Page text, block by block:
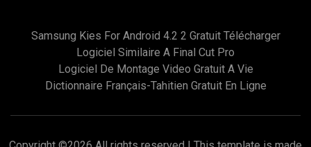
Samsung Kies For Android 4.2 2 Gratuit Télécharger
Logiciel Similaire A Final Cut Pro
Logiciel De Montage Video Gratuit A Vie
Dictionnaire Français-Tahitien Gratuit En Ligne